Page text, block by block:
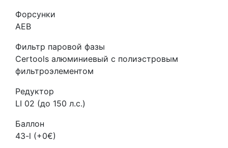
Форсунки
AEB
Фильтр паровой фазы
Certools алюминиевый с полиэстровым
фильтроэлементом
Редуктор
LI 02 (до 150 л.с.)
Баллон
43-l (+0€)